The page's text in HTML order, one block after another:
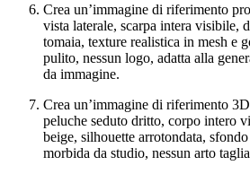
Crea un’immagine di riferimento
vista laterale, scarpa intera visibile,
tomaia, texture realistica in mesh e
pulito, nessun logo, adatta alla
da immagine.
Crea un’immagine di riferimento
peluche seduto dritto, corpo intero
beige, silhouette arrotondata,
morbida da studio, nessun arto